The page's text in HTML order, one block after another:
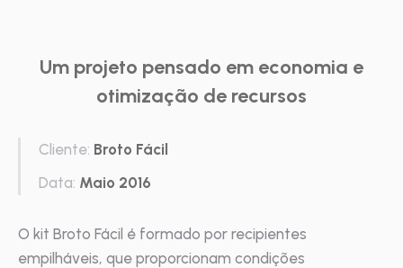
Um projeto pensado em economia e
otimização de recursos
Cliente: Broto Fácil
Data: Maio 2016
O kit Broto Fácil é formado por recipientes
empilháveis, que proporcionam condições